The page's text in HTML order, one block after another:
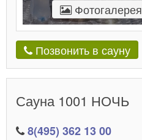
Фотогалерея
Позвонить в сауну
Сауна 1001 НОЧЬ
8(495) 362 13 00